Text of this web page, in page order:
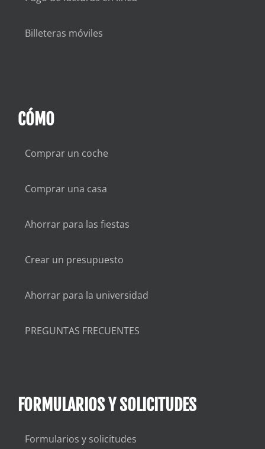
Billeteras móviles
CÓMO
Comprar un coche
Comprar una casa
Ahorrar para las fiestas
Crear un presupuesto
Ahorrar para la universidad
PREGUNTAS FRECUENTES
FORMULARIOS Y SOLICITUDES
Formularios y solicitudes